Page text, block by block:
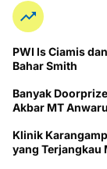
PWI ls Ciamis
Bahar Smith
Banyak
Akbar MT
Klinik
yang Terjangkau